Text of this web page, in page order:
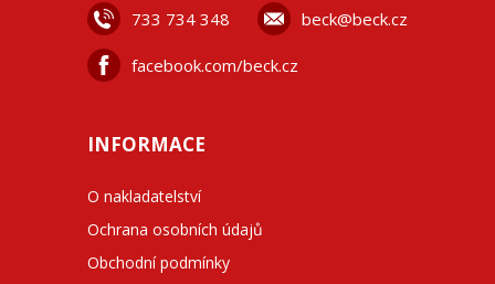
733 734 348 beck@beck.cz
facebook.com/beck.cz
INFORMACE
O nakladatelství
Ochrana osobních údajů
Obchodní podmínky